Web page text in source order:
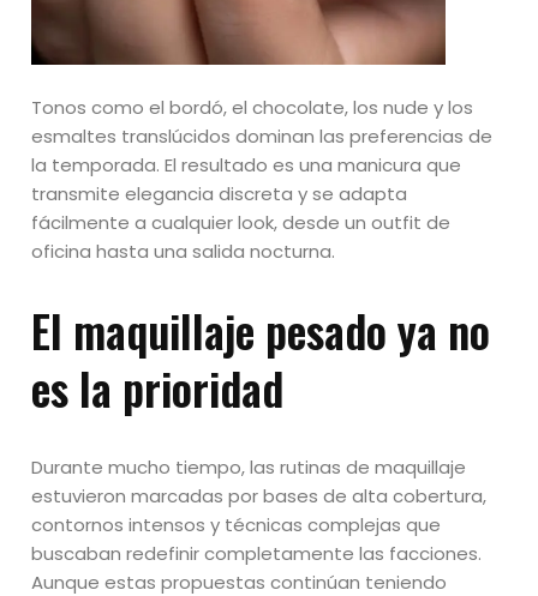
Tonos como el bordó, el chocolate, los nude y los
esmaltes translúcidos dominan las preferencias de
la temporada. El resultado es una manicura que
transmite elegancia discreta y se adapta
fácilmente a cualquier look, desde un outfit de
oficina hasta una salida nocturna.
El maquillaje pesado ya no
es la prioridad
Durante mucho tiempo, las rutinas de maquillaje
estuvieron marcadas por bases de alta cobertura,
contornos intensos y técnicas complejas que
buscaban redefinir completamente las facciones.
Aunque estas propuestas continúan teniendo